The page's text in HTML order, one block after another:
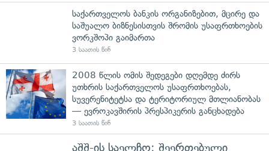
საქართველოს ბანკის ორგანიზებით, მცირე და
საშუალო ბიზნესისთვის შრომის უსაფრთხოების
ვორკშოპი გაიმართა
3 საათის წინ
2008 წლის ომის შედეგები დღემდე ძირს
უთხრის საქართველოს უსაფრთხოებას,
სუვერენიტეტსა და ტერიტორიულ მთლიანობას
— ევროკავშირის პრესპიკერის განცხადება
3 საათის წინ
აშშ-ის საელჩო: შეერთებული